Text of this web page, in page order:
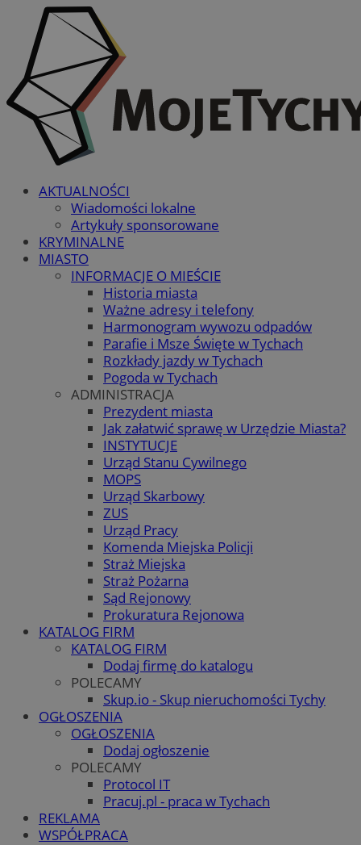
AKTUALNOŚCI
Wiadomości lokalne
Artykuły sponsorowane
KRYMINALNE
MIASTO
INFORMACJE O MIEŚCIE
Historia miasta
Ważne adresy i telefony
Harmonogram wywozu odpadów
Parafie i Msze Święte w Tychach
Rozkłady jazdy w Tychach
Pogoda w Tychach
ADMINISTRACJA
Prezydent miasta
Jak załatwić sprawę w Urzędzie Miasta?
INSTYTUCJE
Urząd Stanu Cywilnego
MOPS
Urząd Skarbowy
ZUS
Urząd Pracy
Komenda Miejska Policji
Straż Miejska
Straż Pożarna
Sąd Rejonowy
Prokuratura Rejonowa
KATALOG FIRM
KATALOG FIRM
Dodaj firmę do katalogu
POLECAMY
Skup.io - Skup nieruchomości Tychy
OGŁOSZENIA
OGŁOSZENIA
Dodaj ogłoszenie
POLECAMY
Protocol IT
Pracuj.pl - praca w Tychach
REKLAMA
WSPÓŁPRACA